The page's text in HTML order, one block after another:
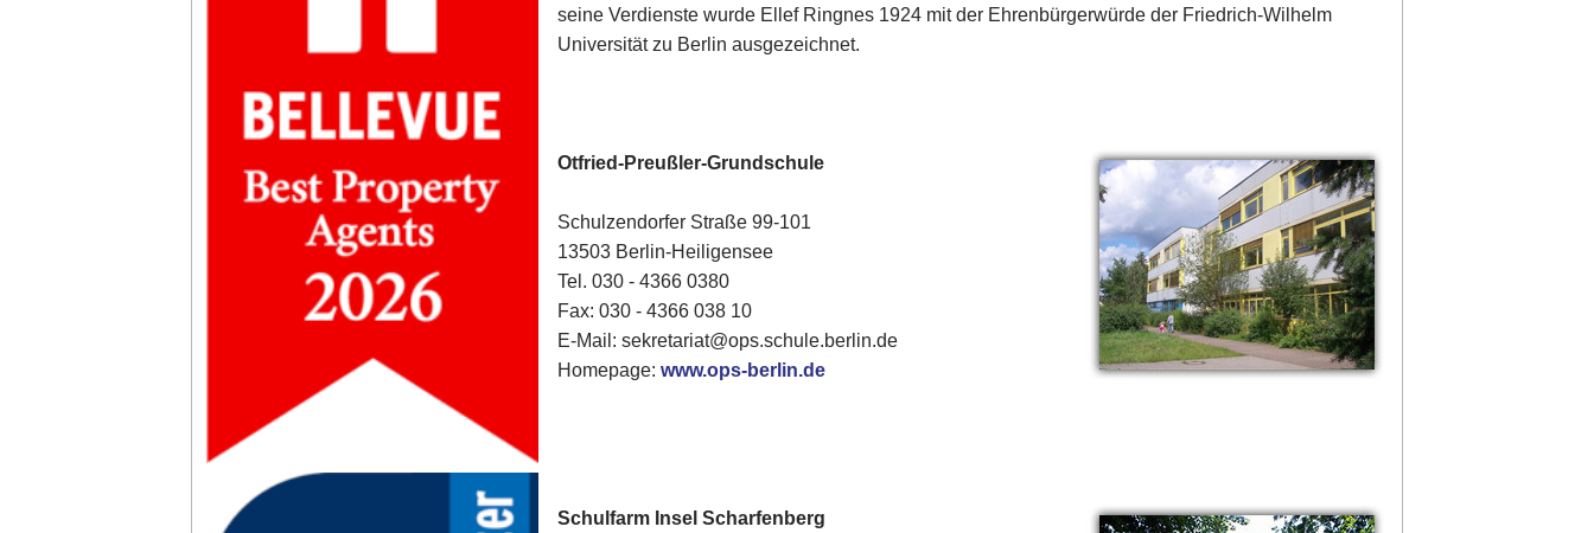
seine Verdienste wurde Ellef Ringnes 1924 mit der Ehrenbürgerwürde der Friedrich-Wilhelm
Universität zu Berlin ausgezeichnet.
Otfried-Preußler-Grundschule
Schulzendorfer Straße 99-101
13503 Berlin-Heiligensee
Tel. 030 - 4366 0380
Fax: 030 - 4366 038 10
E-Mail: sekretariat@ops.schule.berlin.de
Homepage:www.ops-berlin.de
Schulfarm Insel Scharfenberg